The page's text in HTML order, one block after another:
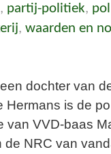
, partij-politiek,
, waarden en
dochter van
Hermans is de
van VVD-baas
de NRC van